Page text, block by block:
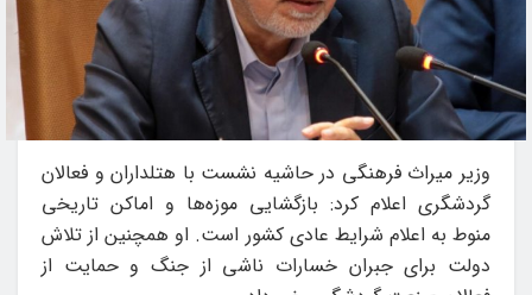
وزیر میراث فرهنگی در حاشیه نشست با هتلداران و فعالان
گردشگری اعلام کرد: بازگشایی موزه‌ها و اماکن تاریخی
منوط به اعلام شرایط عادی کشور است. او همچنین از تلاش
دولت برای جبران خسارات ناشی از جنگ و حمایت از